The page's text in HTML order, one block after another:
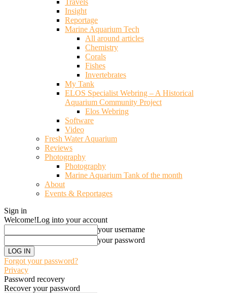
Travels
Insight
Reportage
Marine Aquarium Tech
All around articles
Chemistry
Corals
Fishes
Invertebrates
My Tank
ELOS Specialist Webring – A Historical
Aquarium Community Project
Elos Webring
Software
Video
Fresh Water Aquarium
Reviews
Photography
Photography
Marine Aquarium Tank of the month
About
Events & Reportages
Sign in
Welcome!Log into your account
your username
your password
Forgot your password?
Privacy
Password recovery
Recover your password